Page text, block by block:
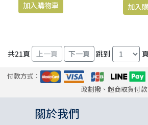
共21頁 跳到 頁
付款方式：
政劃撥、超商取貨付款
關於我們